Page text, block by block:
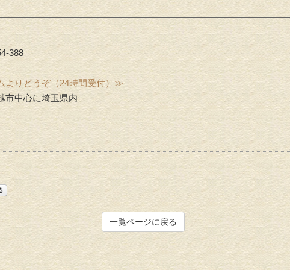
388
よりどうぞ（24時間受付）≫
市中心に埼玉県内
一覧ページに戻る